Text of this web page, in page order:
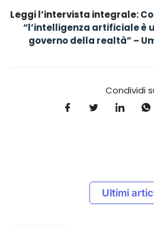
Leggi l’intervista integrale:
“l’intelligenza artificiale è
governo della realtà” –
Condividi
Ultimi